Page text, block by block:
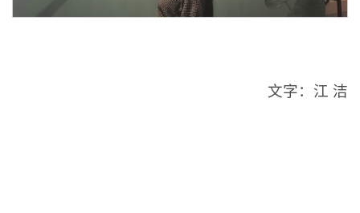
文字：江 洁